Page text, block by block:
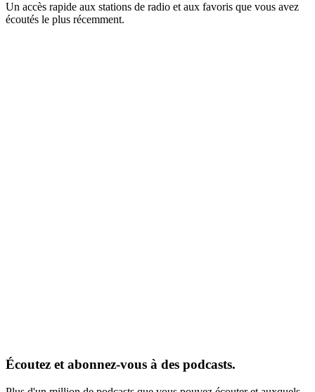
Un accès rapide aux stations de radio et aux favoris que vous avez
écoutés le plus récemment.
Écoutez et abonnez-vous à des podcasts.